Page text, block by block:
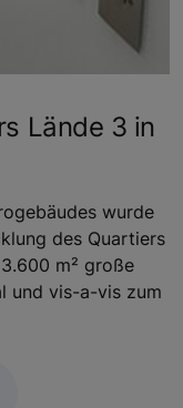
Lände 3 in
wurde
des Quartiers
m² große
und vis-a-vis zum